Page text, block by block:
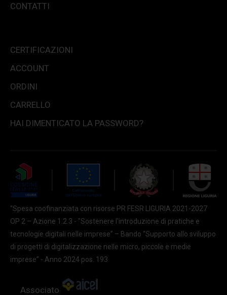
CONTATTI
CERTIFICAZIONI
ACCOUNT
ORDINI
CARRELLO
HAI DIMENTICATO LA PASSWORD?
“Spesa coofinanziata con risorse PR FESR LIGURIA 2021-2027
OP 2 – Azione 1.2.3 - "Sostenere l'introduzione di pratiche e
tecnologie digitali nelle imprese” – Bando “Supporto allo sviluppo
di progetti di digitalizzazione nelle micro, piccole e medie
imprese” - Anno 2024 pos. 193
Associato